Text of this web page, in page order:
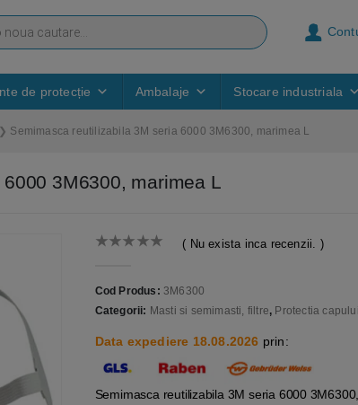
de protecție Ambalaje Stocare industriala
Semimasca reutilizabila 3M seria 6000 3M6300, marimea L
3M6300, marimea L
( Nu exista inca recenzii. )
Cod Produs: 3M6300
Categorii: Masti si semimasti, filtre, Protectia capului
Data expediere 18.08.2026 prin:
Semimasca reutilizabila 3M seria 6000